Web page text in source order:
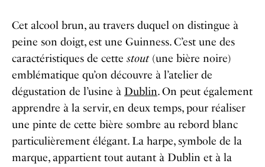
Cet alcool brun, au travers duquel on distingue à
peine son doigt, est une Guinness. C’est une des
caractéristiques de cette stout(une bière noire)
emblématique qu’on découvre à l’atelier de
dégustation de l’usine à Dublin. On peut également
apprendre à la servir, en deux temps, pour réaliser
une pinte de cette bière sombre au rebord blanc
particulièrement élégant. La harpe, symbole de la
marque, appartient tout autant à Dublin et à la